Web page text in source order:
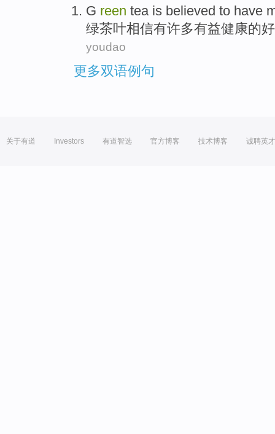
G reen tea is believed to have
绿茶叶相信有许多有益健康的
youdao
更多双语例句
关于有道 Investors 有道智选 官方博客 技术博客 诚聘英才